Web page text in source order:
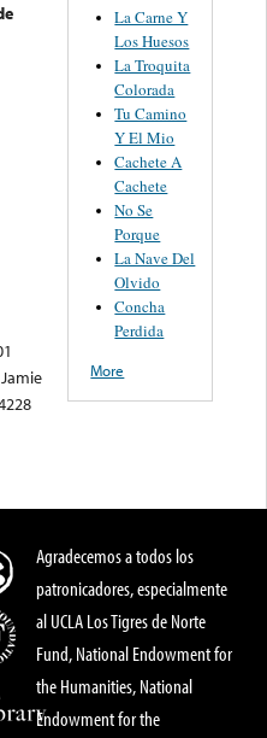
La Carne Y
Los Huesos
La Troquita
Colorada
Tu Camino
Y El Mio
Cachete A
Cachete
No Se
Porque
La Nave Del
Olvido
Concha
Perdida
More
Agradecemos a todos los
patronicadores, especialmente
al UCLA Los Tigres de Norte
Fund, National Endowment for
the Humanities, National
Endowment for the